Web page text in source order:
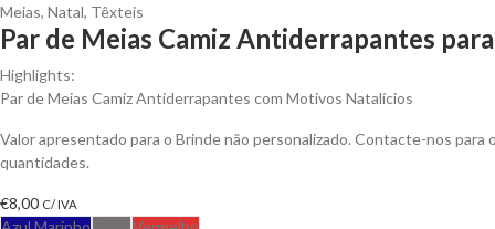
Meias, Natal, Têxteis
Par de Meias Camiz Antiderrapantes
Highlights:
Par de Meias Camiz Antiderrapantes com Motivos Natalícios
Valor apresentado para o Brinde não personalizado. Contacte-nos
quantidades.
€8,00 C/ IVA